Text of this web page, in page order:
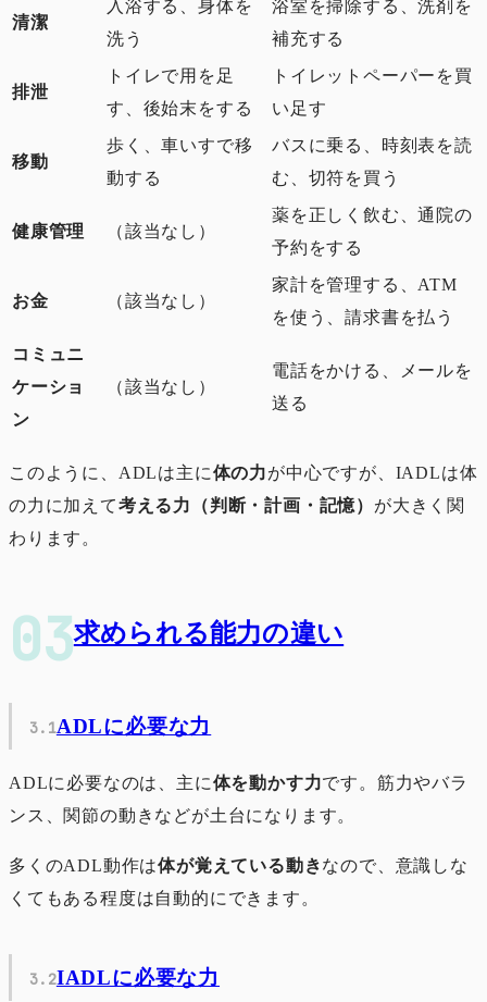
清潔
入浴する、身体を
洗う
浴室を掃除する、洗剤を
補充する
排泄
トイレで用を足
す、後始末をする
トイレットペーパーを買
い足す
移動
歩く、車いすで移
動する
バスに乗る、時刻表を読
む、切符を買う
健康管理 （該当なし）
薬を正しく飲む、通院の
予約をする
お金 （該当なし）
家計を管理する、ATM
を使う、請求書を払う
コミュニ
ケーショ
ン
（該当なし）
電話をかける、メールを
送る
このように、ADLは主に体の力が中心ですが、IADLは体
の力に加えて考える力（判断・計画・記憶） が大きく関
わります。
求められる能力の違い
ADLに必要な力
ADLに必要なのは、主に体を動かす力です。筋力やバラ
ンス、関節の動きなどが土台になります。
多くのADL動作は体が覚えている動きなので、意識しな
くてもある程度は自動的にできます。
IADLに必要な力